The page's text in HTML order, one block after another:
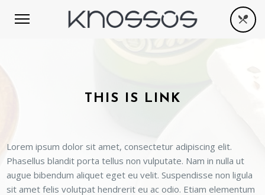
THIS IS LINK
Lorem ipsum dolor sit amet, consectetur adipiscing elit.
Phasellus blandit porta tellus non vulputate. Nam in nulla ut
augue bibendum aliquet eget eu velit. Suspendisse non ligula
sit amet felis volutpat hendrerit eu ac odio. Etiam elementum